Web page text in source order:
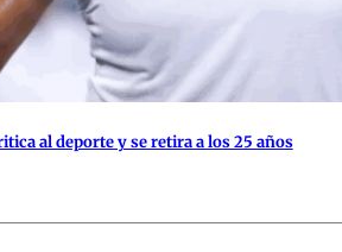
al deporte y se retira a los 25 años